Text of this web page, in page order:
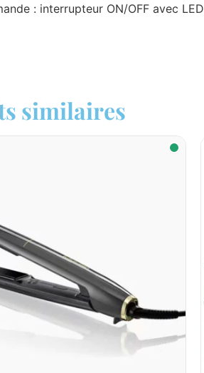
: interrupteur ON/OFF avec LED
similaires